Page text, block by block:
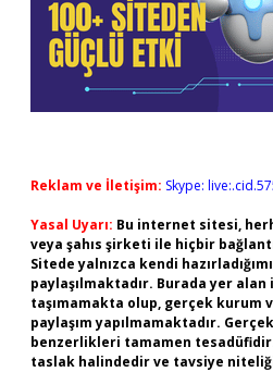
Reklam ve İletişim: Skype:
Yasal Uyarı: Bu internet sitesi,
veya şahıs şirketi ile hiçbir
Sitede yalnızca kendi
paylaşılmaktadır. Burada yer
taşımamakta olup, gerçek kurum
paylaşım yapılmamaktadır.
benzerlikleri tamamen
taslak halindedir ve tavsiye